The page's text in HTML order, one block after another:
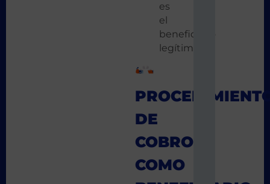
es
el
beneficiario
legítimo.
DE
COBRO
COMO